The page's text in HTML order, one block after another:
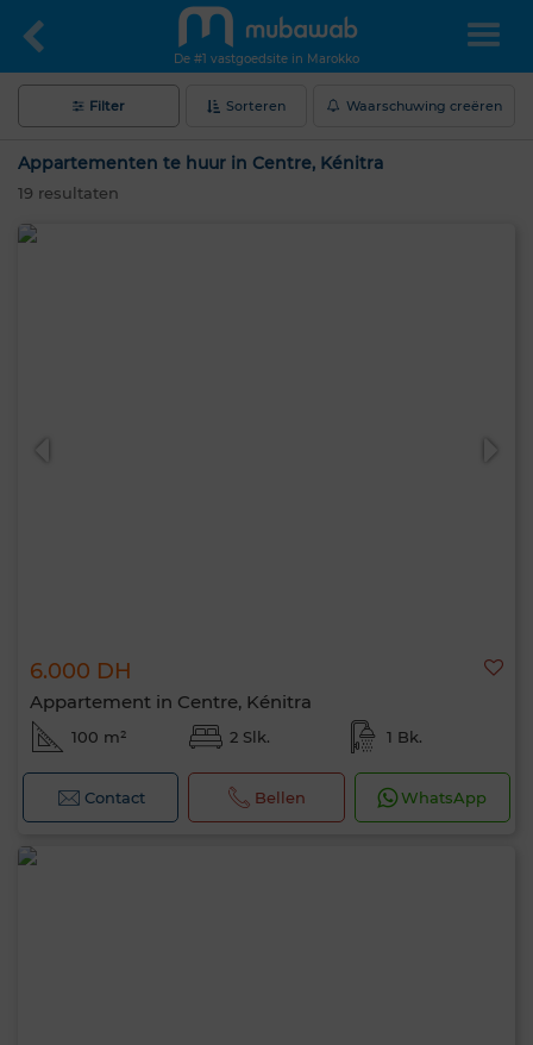
De #1 vastgoedsite in Marokko
Filter Sorteren Waarschuwing creëren
Appartementen te huur in Centre, Kénitra
19 resultaten
6.000 DH
Appartement in Centre, Kénitra
100 m² 2 Slk. 1 Bk.
Contact Bellen WhatsApp